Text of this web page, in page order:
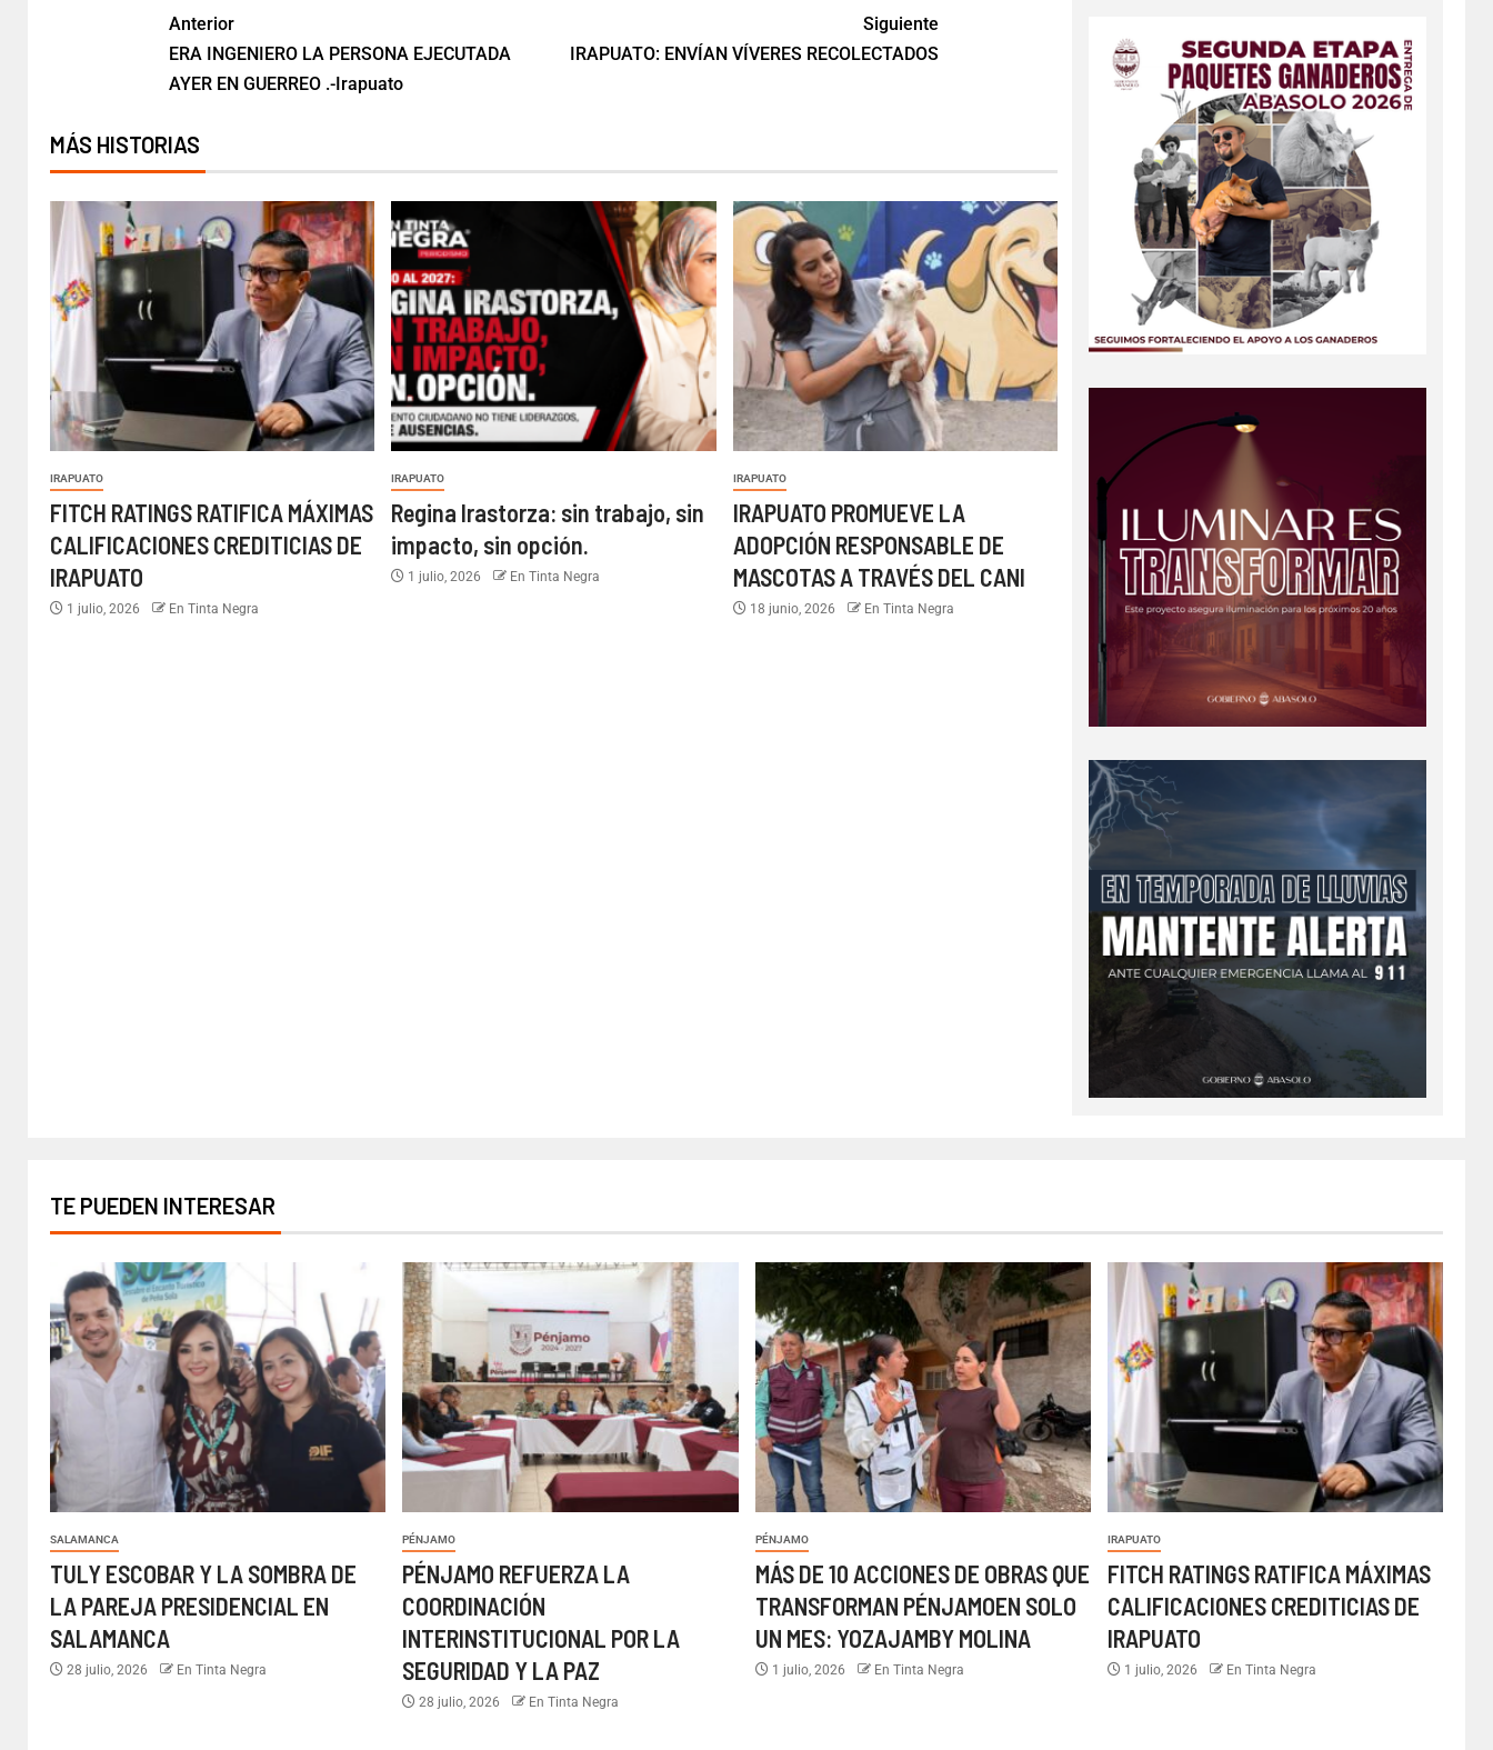
Anterior
ERA INGENIERO LA PERSONA EJECUTADA
AYER EN GUERREO .-Irapuato
Siguiente
IRAPUATO: ENVÍAN VÍVERES RECOLECTADOS
MÁS HISTORIAS
IRAPUATO
FITCH RATINGS RATIFICA MÁXIMAS
CALIFICACIONES CREDITICIAS DE
IRAPUATO
1 julio, 2026 En Tinta Negra
IRAPUATO
Regina Irastorza: sin trabajo, sin
impacto, sin opción.
1 julio, 2026 En Tinta Negra
IRAPUATO
IRAPUATO PROMUEVE LA
ADOPCIÓN RESPONSABLE DE
MASCOTAS A TRAVÉS DEL CANI
18 junio, 2026 En Tinta Negra
TE PUEDEN INTERESAR
SALAMANCA
TULY ESCOBAR Y LA SOMBRA DE
LA PAREJA PRESIDENCIAL EN
SALAMANCA
28 julio, 2026 En Tinta Negra
PÉNJAMO
PÉNJAMO REFUERZA LA
COORDINACIÓN
INTERINSTITUCIONAL POR LA
SEGURIDAD Y LA PAZ
28 julio, 2026 En Tinta Negra
PÉNJAMO
MÁS DE 10 ACCIONES DE OBRAS QUE
TRANSFORMAN PÉNJAMOEN SOLO
UN MES: YOZAJAMBY MOLINA
1 julio, 2026 En Tinta Negra
IRAPUATO
FITCH RATINGS RATIFICA MÁXIMAS
CALIFICACIONES CREDITICIAS DE
IRAPUATO
1 julio, 2026 En Tinta Negra